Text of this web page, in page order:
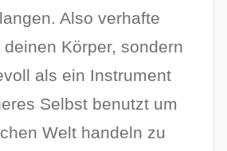
Also verhafte
Körper, sondern
als ein Instrument
Selbst benutzt um
Welt handeln zu